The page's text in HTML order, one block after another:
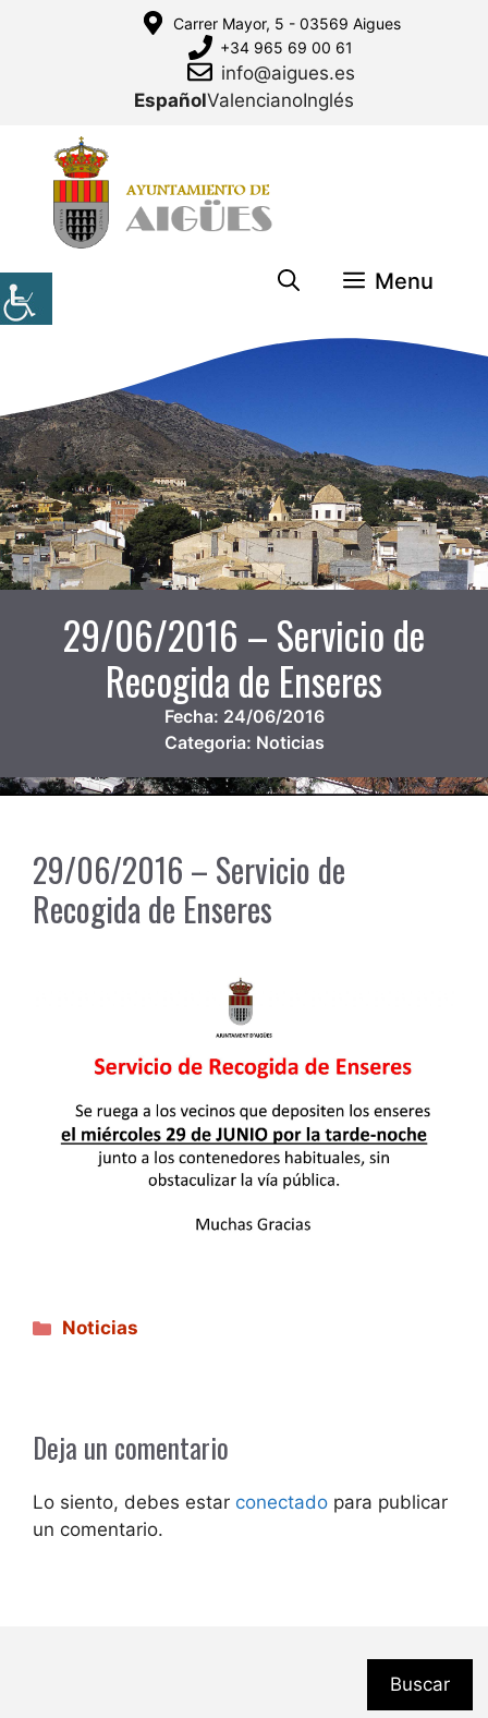
Carrer Mayor, 5 - 03569 Aigues
+34 965 69 00 61
info@aigues.es
EspañolValencianoInglés
Menu
29/06/2016 – Servicio de
Recogida de Enseres
Fecha: 24/06/2016
Categoria: Noticias
29/06/2016 – Servicio de
Recogida de Enseres
Categorías
Noticias
Deja un comentario
Lo siento, debes estar conectado para publicar
un comentario.
Buscar